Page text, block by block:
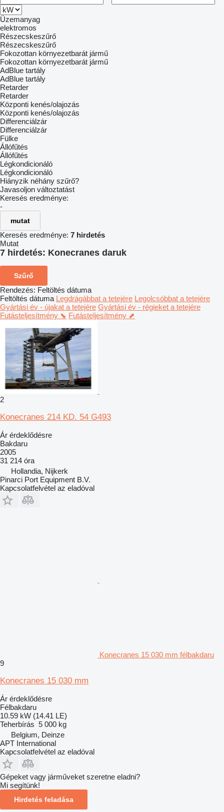
Üzemanyag
elektromos
Részecskeszűrő
Részecskeszűrő
Fokozottan környezetbarát jármű
Fokozottan környezetbarát jármű
AdBlue tartály
AdBlue tartály
Retarder
Retarder
Központi kenés/olajozás
Központi kenés/olajozás
Differenciálzár
Differenciálzár
Fülke
Állófűtés
Állófűtés
Légkondicionáló
Légkondicionáló
Hiányzik néhány szűrő?
Javasoljon változtatást
Keresés eredménye:
-
mutat
Keresés eredménye: 7 hirdetés
Mutat
7 hirdetés: Konecranes daruk
Szűrő
Rendezés: Feltöltés dátuma
Feltöltés dátuma Legdrágábbat a tetejére Legolcsóbbat a tetejére
Gyártási év - újakat a tetejére Gyártási év - régieket a tetejére
Futásteljesítmény ⬊ Futásteljesítmény ⬈
2
Konecranes 214 KD. 54 G493
Ár érdeklődésre
Bakdaru
2005
31 214 óra
Hollandia, Nijkerk
Pinarci Port Equipment B.V.
Kapcsolatfelvétel az eladóval
Konecranes 15 030 mm félbakdaru
9
Konecranes 15 030 mm
Ár érdeklődésre
Félbakdaru
10.59 kW (14.41 LE)
Teherbírás 5 000 kg
Belgium, Deinze
APT International
Kapcsolatfelvétel az eladóval
Gépeket vagy járműveket szeretne eladni?
Mi segítünk!
Hirdetés feladása